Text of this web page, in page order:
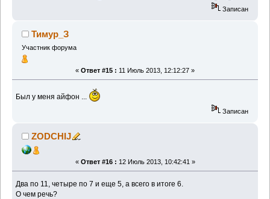
Записан
Тимур_З
Участник форума
« Ответ #15 : 11 Июль 2013, 12:12:27 »
Был у меня айфон ...
Записан
ZODCHIJ
« Ответ #16 : 12 Июль 2013, 10:42:41 »
Два по 11, четыре по 7 и еще 5, а всего в итоге 6.
О чем речь?